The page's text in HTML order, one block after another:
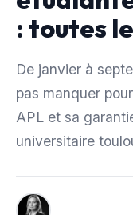
: toutes
De janvier à
pas manquer
APL et sa
universitaire